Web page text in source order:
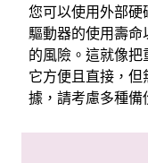
您可以使用外部
驅動器的使用壽
的風險。這就像把
它方便且直接，
據，請考慮多種備